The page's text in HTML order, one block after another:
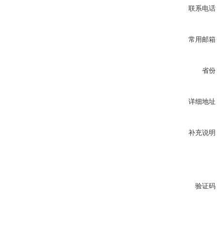
联系电话
常用邮箱
省份
详细地址
补充说明
验证码